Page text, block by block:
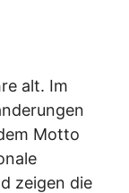
alt. Im
Motto
zeigen die